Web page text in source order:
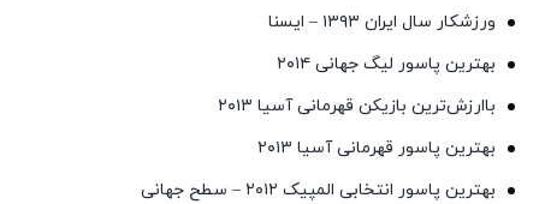
ورزشکار سال ایران ۱۳۹۳ – ایسنا
بهترین پاسور لیگ جهانی ۲۰۱۴
باارزش‌ترین بازیکن قهرمانی آسیا ۲۰۱۳
بهترین پاسور قهرمانی آسیا ۲۰۱۳
بهترین پاسور انتخابی المپیک ۲۰۱۲ – سطح جهانی